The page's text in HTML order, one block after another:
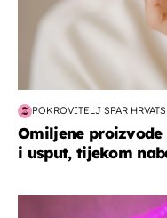
POKROVITELJ SPAR
Omiljene
i usput, tijekom